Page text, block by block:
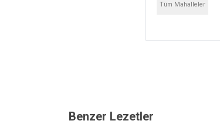
Tüm Mahalleler
Benzer Lezetler